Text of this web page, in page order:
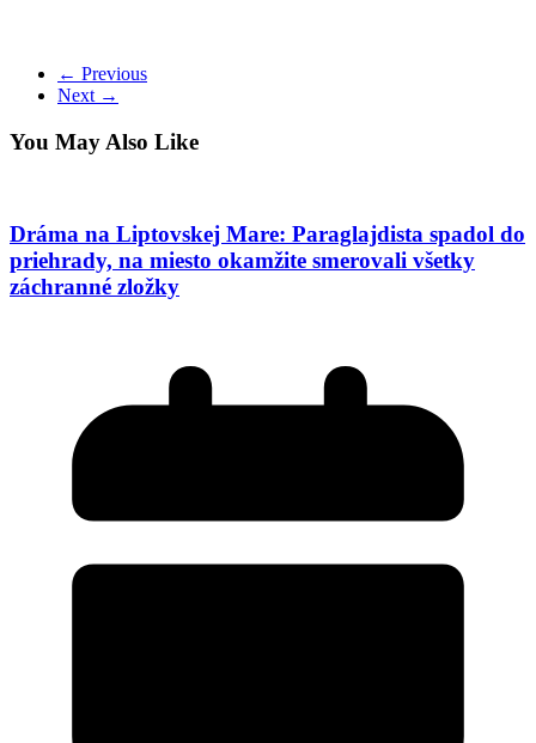
← Previous
Next →
You May Also Like
Dráma na Liptovskej Mare: Paraglajdista spadol do
priehrady, na miesto okamžite smerovali všetky
záchranné zložky